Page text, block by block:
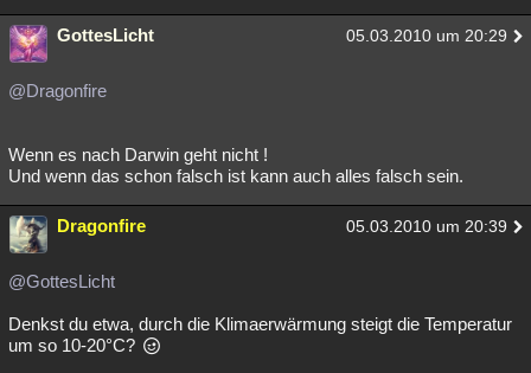
GottesLicht 05.03.2010 um 20:29
@Dragonfire
Wenn es nach Darwin geht nicht !
Und wenn das schon falsch ist kann auch alles falsch sein.
Dragonfire 05.03.2010 um 20:39
@GottesLicht
Denkst du etwa, durch die Klimaerwärmung steigt die Temperatur
um so 10-20°C?